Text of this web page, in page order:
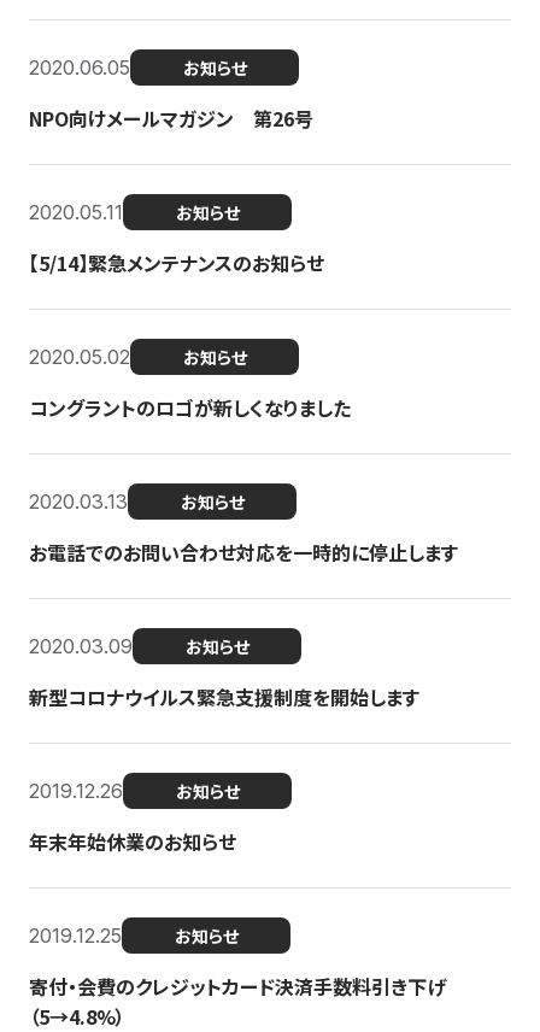
2020.06.05 お知らせ
NPO向けメールマガジン 第26号
2020.05.11 お知らせ
【5/14】緊急メンテナンスのお知らせ
2020.05.02 お知らせ
コングラントのロゴが新しくなりました
2020.03.13 お知らせ
お電話でのお問い合わせ対応を一時的に停止します
2020.03.09 お知らせ
新型コロナウイルス緊急支援制度を開始します
2019.12.26 お知らせ
年末年始休業のお知らせ
2019.12.25 お知らせ
寄付・会費のクレジットカード決済手数料引き下げ
（5→4.8%）